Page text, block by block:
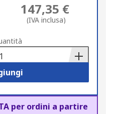
147,35 €
(IVA inclusa)
per ordini a partire